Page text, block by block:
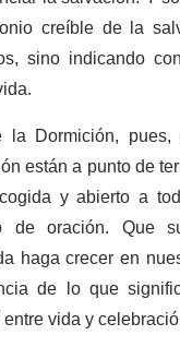
creíble de la
sino indicando
Dormición,
están a punto de
y abierto a
de oración. Que
haga crecer en
de lo que
vida y